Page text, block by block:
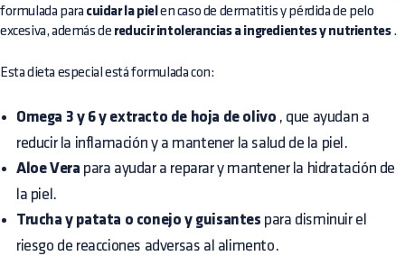
formulada para cuidar la piel en caso de dermatitis y pérdida de pelo
excesiva, además de reducir intolerancias a ingredientes y nutrientes.
Esta dieta especial está formulada con:
Omega 3 y 6 y extracto de hoja de olivo , que ayudan a
reducir la inflamación y a mantener la salud de la piel.
Aloe Vera para ayudar a reparar y mantener la hidratación de
la piel.
Trucha y patata o conejo y guisantes para disminuir el
riesgo de reacciones adversas al alimento.